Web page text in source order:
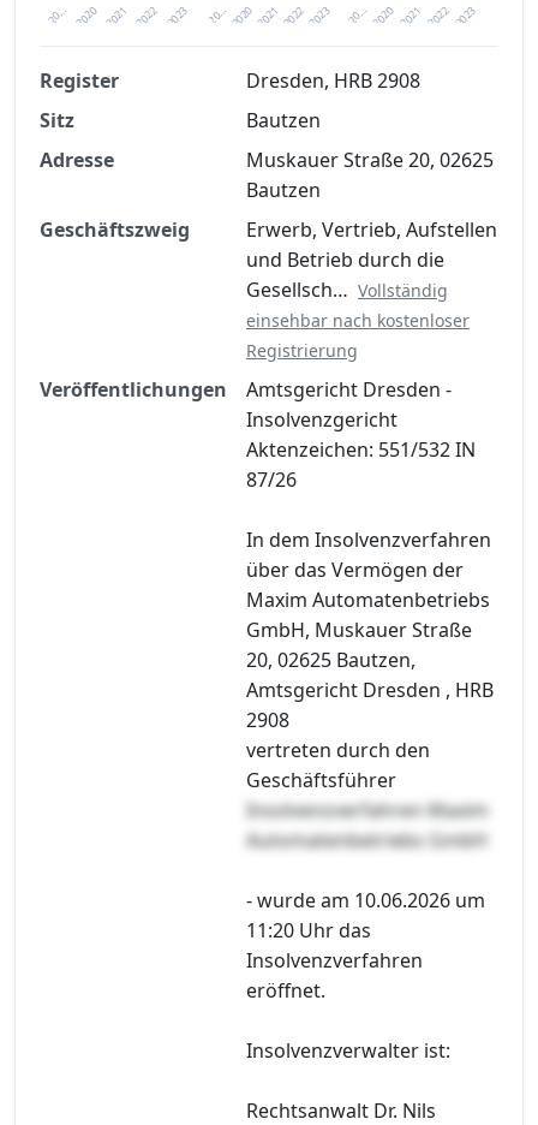
20… 2021 2023
2020 2022 20… 2021 2023
2020 2022 20… 2021 2023
2020 2022
Finanzkennzahlen nach kostenloser
Registrierung verfügbar
Jetzt kostenlos registrieren
Register
Dresden, HRB 2908
Sitz
Bautzen
Adresse
Muskauer Straße 20, 02625
Bautzen
Geschäftszweig
Erwerb, Vertrieb, Aufstellen
und Betrieb durch die
Gesellsch… Vollständig
einsehbar nach kostenloser
Registrierung
Veröffentlichungen
Amtsgericht Dresden -
Insolvenzgericht
Aktenzeichen: 551/532 IN
87/26
In dem Insolvenzverfahren
über das Vermögen der
Maxim Automatenbetriebs
GmbH, Muskauer Straße
20, 02625 Bautzen,
Amtsgericht Dresden , HRB
2908
vertreten durch den
Geschäftsführer
Insolvenzverfahren Maxim
Automatenbetriebs GmbH
- wurde am 10.06.2026 um
11:20 Uhr das
Insolvenzverfahren
eröffnet.
Insolvenzverwalter ist:
Rechtsanwalt Dr. Nils